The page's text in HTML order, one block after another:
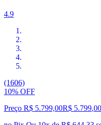
4.9
(1606)
10% OFF
Preço R$ 5.799,00R$ 5.799,00